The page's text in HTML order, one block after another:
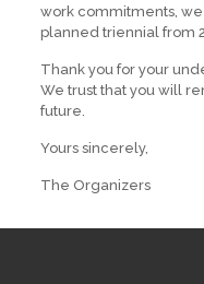
work commitments,
planned triennial from
Thank you for your
We trust that you will
future.
Yours sincerely,
The Organizers